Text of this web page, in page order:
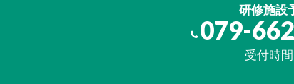
研修施設
079-
受付時